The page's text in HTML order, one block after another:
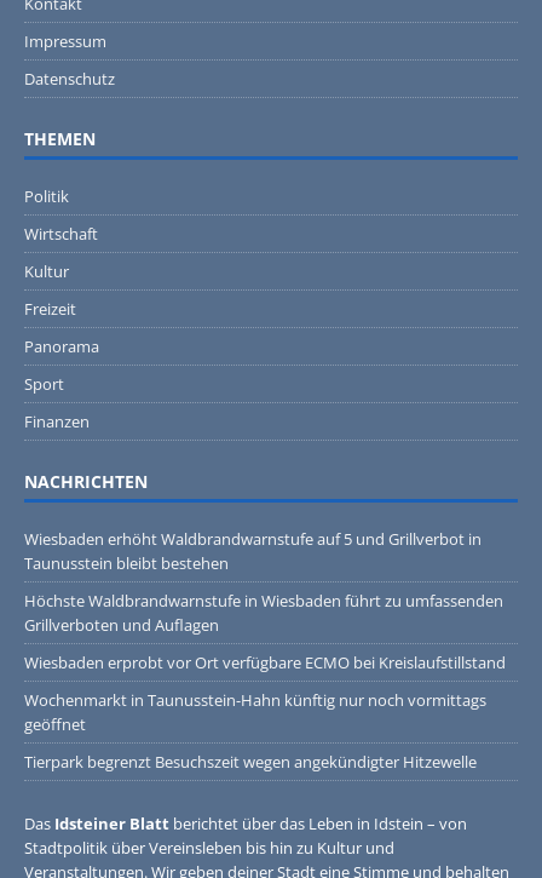
Impressum
Datenschutz
THEMEN
Politik
Wirtschaft
Kultur
Freizeit
Panorama
Sport
Finanzen
NACHRICHTEN
Wiesbaden erhöht Waldbrandwarnstufe auf 5 und Grillverbot in
Taunusstein bleibt bestehen
Höchste Waldbrandwarnstufe in Wiesbaden führt zu umfassenden
Grillverboten und Auflagen
Wiesbaden erprobt vor Ort verfügbare ECMO bei Kreislaufstillstand
Wochenmarkt in Taunusstein-Hahn künftig nur noch vormittags
geöffnet
Tierpark begrenzt Besuchszeit wegen angekündigter Hitzewelle
Das Idsteiner Blatt berichtet über das Leben in Idstein – von
Stadtpolitik über Vereinsleben bis hin zu Kultur und
Veranstaltungen. Wir geben deiner Stadt eine Stimme und behalten